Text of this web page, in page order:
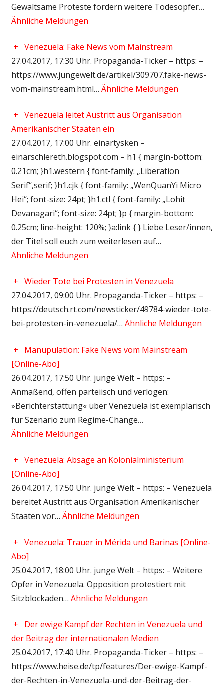
Gewaltsame Proteste fordern weitere Todesopfer…
Ähnliche Meldungen
+ Venezuela: Fake News vom Mainstream
27.04.2017, 17:30 Uhr. Propaganda-Ticker – https: –
https://www.jungewelt.de/artikel/309707.fake-news-
vom-mainstream.html… Ähnliche Meldungen
+ Venezuela leitet Austritt aus Organisation
Amerikanischer Staaten ein
27.04.2017, 17:00 Uhr. einartysken –
einarschlereth.blogspot.com – h1 { margin-bottom:
0.21cm; }h1.western { font-family: „Liberation
Serif“,serif; }h1.cjk { font-family: „WenQuanYi Micro
Hei“; font-size: 24pt; }h1.ctl { font-family: „Lohit
Devanagari“; font-size: 24pt; }p { margin-bottom:
0.25cm; line-height: 120%; }a:link { } Liebe Leser/innen,
der Titel soll euch zum weiterlesen auf…
Ähnliche Meldungen
+ Wieder Tote bei Protesten in Venezuela
27.04.2017, 09:00 Uhr. Propaganda-Ticker – https: –
https://deutsch.rt.com/newsticker/49784-wieder-tote-
bei-protesten-in-venezuela/… Ähnliche Meldungen
+
Manupulation: Fake News vom Mainstream
[Online-Abo]
26.04.2017, 17:50 Uhr. junge Welt – https: –
Anmaßend, offen parteiisch und verlogen:
»Berichterstattung« über Venezuela ist exemplarisch
für Szenario zum Regime-Change…
Ähnliche Meldungen
+ Venezuela: Absage an Kolonialministerium
[Online-Abo]
26.04.2017, 17:50 Uhr. junge Welt – https: – Venezuela
bereitet Austritt aus Organisation Amerikanischer
Staaten vor… Ähnliche Meldungen
+ Venezuela: Trauer in Mérida und Barinas [Online-
Abo]
25.04.2017, 18:00 Uhr. junge Welt – https: – Weitere
Opfer in Venezuela. Opposition protestiert mit
Sitzblockaden… Ähnliche Meldungen
+
Der ewige Kampf der Rechten in Venezuela und
der Beitrag der internationalen Medien
25.04.2017, 17:40 Uhr. Propaganda-Ticker – https: –
https://www.heise.de/tp/features/Der-ewige-Kampf-
der-Rechten-in-Venezuela-und-der-Beitrag-der-